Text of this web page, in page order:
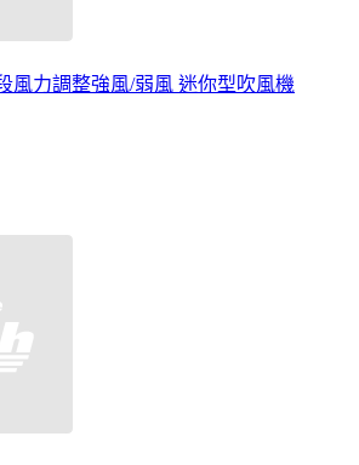
風力調整強風/弱風 迷你型吹風機